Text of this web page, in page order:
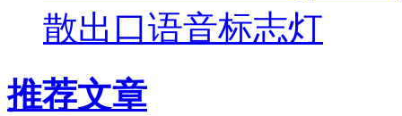
散出口语音标志灯
推荐文章